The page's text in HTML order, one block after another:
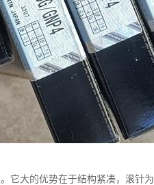
它大的优势在于结构紧凑，滚针